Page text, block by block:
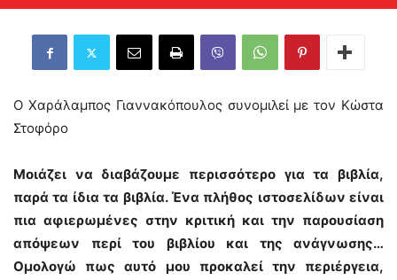
Ο Χαράλαμπος Γιαννακόπουλος συνομιλεί με τον Κώστα
Στοφόρο
Μοιάζει να διαβάζουμε περισσότερο για τα βιβλία,
παρά τα ίδια τα βιβλία. Ένα πλήθος ιστοσελίδων είναι
πια αφιερωμένες στην κριτική και την παρουσίαση
απόψεων περί του βιβλίου και της ανάγνωσης…
Ομολογώ πως αυτό μου προκαλεί την περιέργεια,